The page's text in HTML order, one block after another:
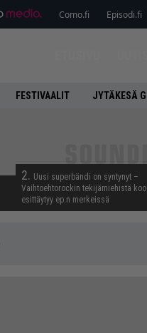
Como.fi Episodi.fi
FESTIVAALIT JYTÄKESÄ
2. Uusi superbändi on syntynyt –
Vaihtoehtorockin tekijämiehistä
esittäytyy ep:n merkeissä